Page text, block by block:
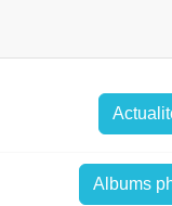
Albums